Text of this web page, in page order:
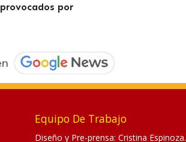
provocados por
Equipo De Trabajo
Diseño y Pre-prensa: Cristina Espinoza.